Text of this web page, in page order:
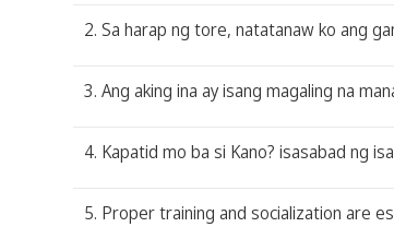
2. Sa harap ng tore, natatanaw ko ang
3. Ang aking ina ay isang magaling na
4. Kapatid mo ba si Kano? isasabad ng
5. Proper training and socialization are